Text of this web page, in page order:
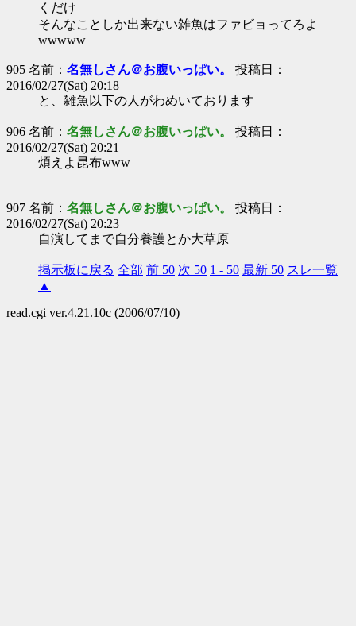
くだけ
そんなことしか出来ない雑魚はファビョってろよ
wwwww
905 名前： 名無しさん＠お腹いっぱい。 投稿日：
2016/02/27(Sat) 20:18
と、雑魚以下の人がわめいております
906 名前： 名無しさん＠お腹いっぱい。 投稿日：
2016/02/27(Sat) 20:21
煩えよ昆布www
907 名前： 名無しさん＠お腹いっぱい。 投稿日：
2016/02/27(Sat) 20:23
自演してまで自分養護とか大草原
掲示板に戻る 全部 前 50 次 50 1 - 50 最新 50 スレ一覧
▲
read.cgi ver.4.21.10c (2006/07/10)